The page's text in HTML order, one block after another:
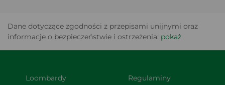
Dane dotyczące zgodności z przepisami unijnymi oraz
informacje o bezpieczeństwie i ostrzeżenia: pokaż
Loombardy
Regulaminy